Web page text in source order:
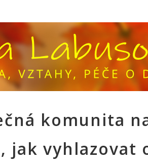
komunita
jak vyhlazovat